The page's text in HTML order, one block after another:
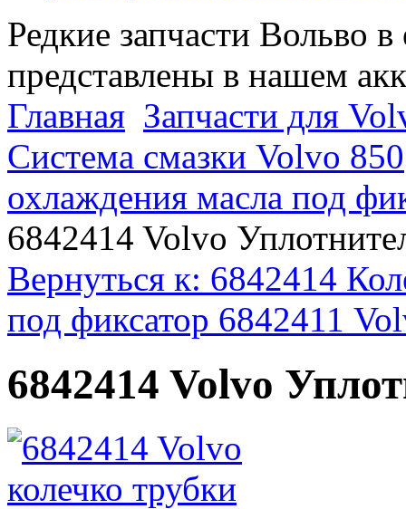
Редкие запчасти Вольво
представлены в нашем
Главная Запчасти для
Система смазки Volvo 850
охлаждения масла под
6842414 Volvo
Вернуться к: 6842414
под фиксатор 6842411
6842414 Volvo